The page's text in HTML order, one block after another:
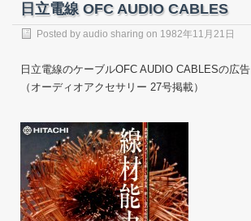
日立電線 OFC AUDIO CABLES
Posted by audio sharing on 1982年11月21日
日立電線のケーブルOFC AUDIO CABLESの広告
（オーディオアクセサリー 27号掲載）